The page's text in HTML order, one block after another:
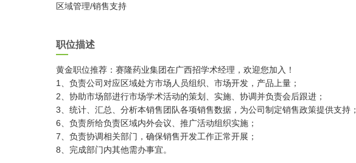
区域管理/销售支持
职位描述
黄金职位推荐：赛隆药业集团在广西招学术经理，欢迎您加入！
1、负责公司对应区域处方市场人员组织、市场开发，产品上量；
2、协助市场部进行市场学术活动的策划、实施、协调并负责会后跟进；
3、统计、汇总、分析本销售团队各项销售数据，为公司制定销售政策提供支持；
6、负责所给负责区域内外会议、推广活动组织实施；
7、负责协调相关部门，确保销售开发工作正常开展；
8、完成部门内其他需办事宜。